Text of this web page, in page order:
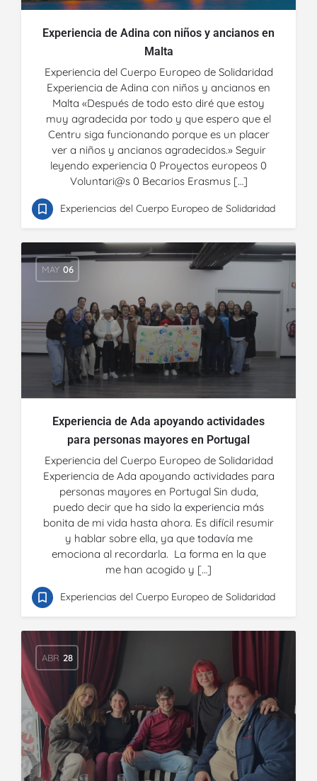
Experiencia de Adina con niños y ancianos en
Malta
Experiencia del Cuerpo Europeo de Solidaridad
Experiencia de Adina con niños y ancianos en
Malta «Después de todo esto diré que estoy
muy agradecida por todo y que espero que el
Centru siga funcionando porque es un placer
ver a niños y ancianos agradecidos.» Seguir
leyendo experiencia 0 Proyectos europeos 0
Voluntari@s 0 Becarios Erasmus […]
Experiencias del Cuerpo Europeo de Solidaridad
MAY 06
Experiencia de Ada apoyando actividades
para personas mayores en Portugal
Experiencia del Cuerpo Europeo de Solidaridad
Experiencia de Ada apoyando actividades para
personas mayores en Portugal Sin duda,
puedo decir que ha sido la experiencia más
bonita de mi vida hasta ahora. Es difícil resumir
y hablar sobre ella, ya que todavía me
emociona al recordarla. La forma en la que
me han acogido y […]
Experiencias del Cuerpo Europeo de Solidaridad
ABR 28